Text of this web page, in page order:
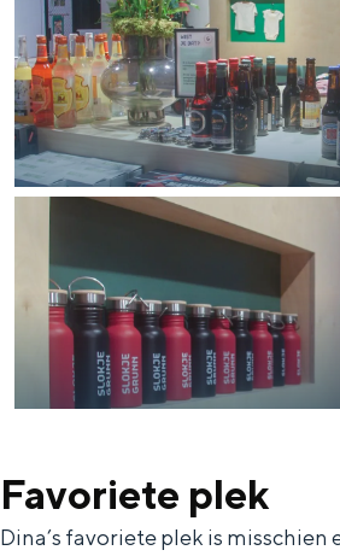
Favoriete plek
Dina’s favoriete plek is misschien